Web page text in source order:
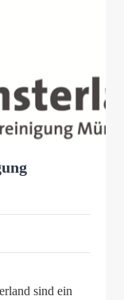
sind ein